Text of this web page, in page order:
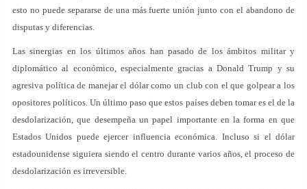
esto no puede separarse de una más fuerte unión junto con el abandono de
disputas y diferencias.
Las sinergias en los últimos años han pasado de los ámbitos militar y
diplomático al económico, especialmente gracias a Donald Trump y su
agresiva política de manejar el dólar como un club con el que golpear a los
opositores políticos. Un último paso que estos países deben tomar es el de la
desdolarización, que desempeña un papel importante en la forma en que
Estados Unidos puede ejercer influencia económica. Incluso si el dólar
estadounidense siguiera siendo el centro durante varios años, el proceso de
desdolarización es irreversible.